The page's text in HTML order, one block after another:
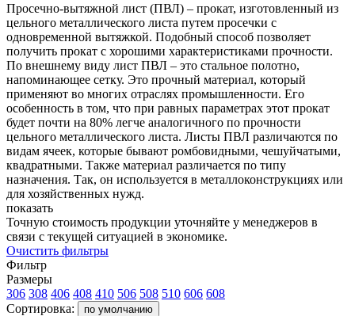
Просечно-вытяжной лист (ПВЛ) – прокат, изготовленный из
цельного металлического листа путем просечки с
одновременной вытяжкой. Подобный способ позволяет
получить прокат с хорошими характеристиками прочности.
По внешнему виду лист ПВЛ – это стальное полотно,
напоминающее сетку. Это прочный материал, который
применяют во многих отраслях промышленности. Его
особенность в том, что при равных параметрах этот прокат
будет почти на 80% легче аналогичного по прочности
цельного металлического листа. Листы ПВЛ различаются по
видам ячеек, которые бывают ромбовидными, чешуйчатыми,
квадратными. Также материал различается по типу
назначения. Так, он используется в металлоконструкциях или
для хозяйственных нужд.
показать
Точную стоимость продукции уточняйте у менеджеров в
связи с текущей ситуацией в экономике.
Очистить фильтры
Фильтр
Размеры
306 308 406 408 410 506 508 510 606 608
Сортировка:
по умолчанию